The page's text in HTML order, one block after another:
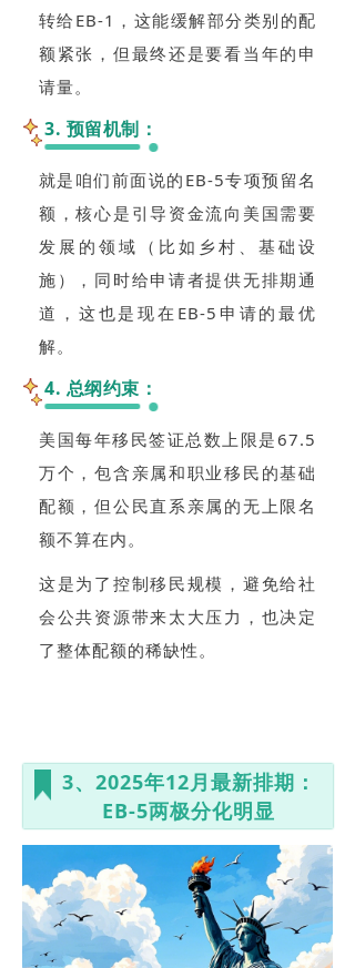
转给EB-1，这能缓解部分类别的配
额紧张，但最终还是要看当年的申
请量。
3. 预留机制：
就是咱们前面说的EB-5专项预留名
额，核心是引导资金流向美国需要
发展的领域（比如乡村、基础设
施），同时给申请者提供无排期通
道，这也是现在EB-5申请的最优
解。
4. 总纲约束：
美国每年移民签证总数上限是67.5
万个，包含亲属和职业移民的基础
配额，但公民直系亲属的无上限名
额不算在内。
这是为了控制移民规模，避免给社
会公共资源带来太大压力，也决定
了整体配额的稀缺性。
3、2025年12月最新排期：
EB-5两极分化明显